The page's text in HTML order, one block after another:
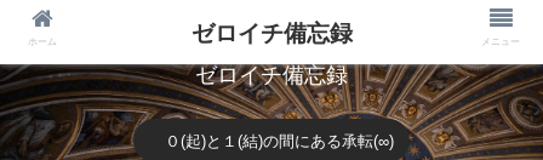
ゼロイチ備忘録
０(起)と１(結)の間にある承転(∞)
ホーム ゼロイチ備忘録 メニュー